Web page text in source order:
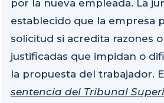
por la nueva empleada. La
establecido que la empresa
solicitud si acredita razones
justificadas que impidan o
la propuesta del trabajador.
sentencia del Tribunal